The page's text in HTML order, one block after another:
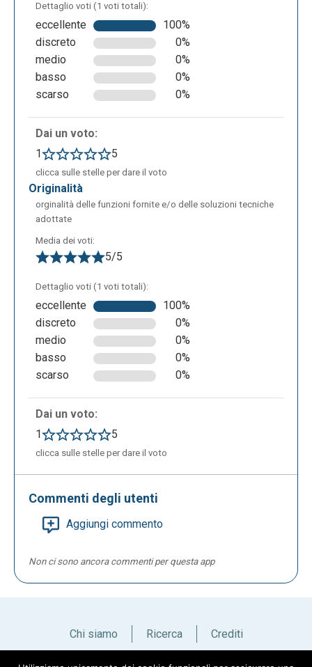
bianca, selezionare l’elemento a cui si vuole fare
svolgere quell’azione e cliccare su riproduci per
visionare il risultato finale. Ciò rende Delightex una
piattaforma molto interessante per sviluppare il
pensiero computazionale negli studenti ed introdurli
alla programmazione. Delightex permette anche di
condividere le proprie creazioni con i compagni di
classe e gli amici, basta inviare loro il link per poter
farli accedere agli spazi virtuali creati.
Dettaglio voti (1 voti totali):
eccellente
100%
discreto
0%
medio
0%
basso
0%
scarso
0%
Dai un voto:
1
5
clicca sulle stelle per dare il voto
originalità
orginalità delle funzioni fornite e/o delle soluzioni tecniche
adottate
Media dei voti:
5/5
Dettaglio voti (1 voti totali):
eccellente
100%
discreto
0%
medio
0%
basso
0%
scarso
0%
Dai un voto:
1
5
clicca sulle stelle per dare il voto
Commenti degli utenti
Aggiungi commento
Non ci sono ancora commenti per questa app
Chi siamo Ricerca Crediti